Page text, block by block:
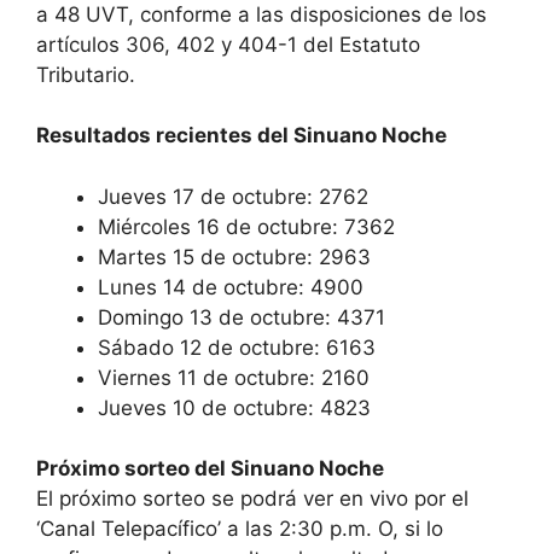
a 48 UVT, conforme a las disposiciones de los
artículos 306, 402 y 404-1 del Estatuto
Tributario.
Resultados recientes del Sinuano Noche
Jueves 17 de octubre: 2762
Miércoles 16 de octubre: 7362
Martes 15 de octubre: 2963
Lunes 14 de octubre: 4900
Domingo 13 de octubre: 4371
Sábado 12 de octubre: 6163
Viernes 11 de octubre: 2160
Jueves 10 de octubre: 4823
Próximo sorteo del Sinuano Noche
El próximo sorteo se podrá ver en vivo por el
‘Canal Telepacífico’ a las 2:30 p.m. O, si lo